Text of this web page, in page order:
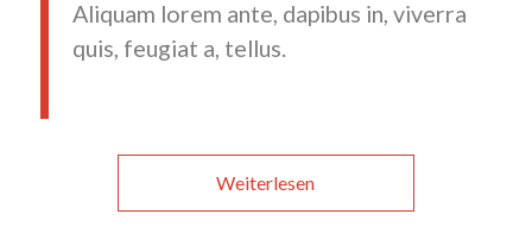
Aliquam lorem ante, dapibus in, viverra
quis, feugiat a, tellus.
Weiterlesen